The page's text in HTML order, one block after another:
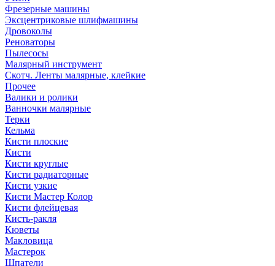
Фрезерные машины
Эксцентриковые шлифмашины
Дровоколы
Реноваторы
Пылесосы
Малярный инструмент
Скотч. Ленты малярные, клейкие
Прочее
Валики и ролики
Ванночки малярные
Терки
Кельма
Кисти плоские
Кисти
Кисти круглые
Кисти радиаторные
Кисти узкие
Кисти Мастер Колор
Кисти флейцевая
Кисть-ракля
Кюветы
Макловица
Мастерок
Шпатели